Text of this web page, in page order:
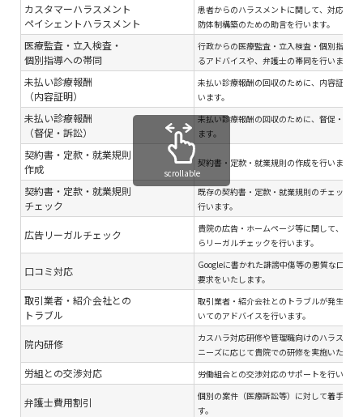
カスタマーハラスメント
ペイシェントハラスメント
患者からのハラスメントに関して、対応のア
防体制構築のための助言を行います。
医療監査・立入検査・
個別指導への帯同
行政からの医療監査・立入検査・個別指導へ
るアドバイスや、弁護士の帯同を行います。
未払い診療報酬
（内容証明）
未払い診療報酬の回収のために、内容証明郵
います。
未払い診療報酬
（督促・訴訟）
未払い診療報酬の回収のために、督促・訴訟
ます。
契約書・定款・就業規則
作成
契約書・定款・就業規則の作成を行います。
契約書・定款・就業規則
チェック
既存の契約書・定款・就業規則のチェック・
行います。
広告リーガルチェック
貴院の広告・ホームページ等に関して、関連
らリーガルチェックを行います。
口コミ対応
Googleに書かれた誹謗中傷等の悪質な口コ
要求をいたします。
取引業者・紹介会社との
トラブル
取引業者・紹介会社とのトラブルが発生した
いてのアドバイスを行います。
院内研修
カスハラ対応研修や管理職向けのハラスメン
ニーズに応じて貴院での研修を実施いたしま
労組との交渉対応 労働組合との交渉対応のサポートを行います
弁護士費用割引
個別の案件（医療訴訟等）に対して着手金を
す。
scrollable